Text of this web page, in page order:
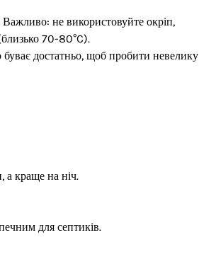
не використовуйте окріп,
70-80°C).
достатньо, щоб пробити невелику
а краще на ніч.
для септиків.